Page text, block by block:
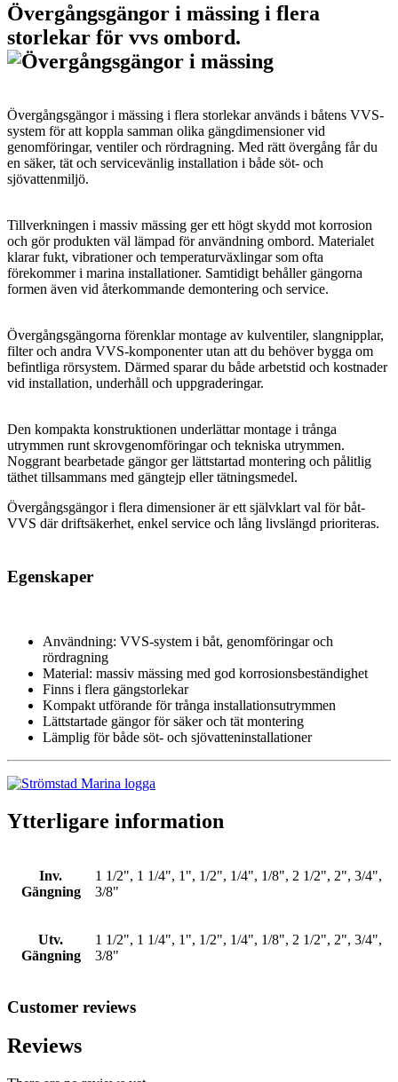
Övergångsgängor i mässing i flera
storlekar för vvs ombord.
Övergångsgängor i mässing i flera storlekar används i båtens VVS-
system för att koppla samman olika gängdimensioner vid
genomföringar, ventiler och rördragning. Med rätt övergång får du
en säker, tät och servicevänlig installation i både söt- och
sjövattenmiljö.
Tillverkningen i massiv mässing ger ett högt skydd mot korrosion
och gör produkten väl lämpad för användning ombord. Materialet
klarar fukt, vibrationer och temperaturväxlingar som ofta
förekommer i marina installationer. Samtidigt behåller gängorna
formen även vid återkommande demontering och service.
Övergångsgängorna förenklar montage av kulventiler, slangnipplar,
filter och andra VVS-komponenter utan att du behöver bygga om
befintliga rörsystem. Därmed sparar du både arbetstid och kostnader
vid installation, underhåll och uppgraderingar.
Den kompakta konstruktionen underlättar montage i trånga
utrymmen runt skrovgenomföringar och tekniska utrymmen.
Noggrant bearbetade gängor ger lättstartad montering och pålitlig
täthet tillsammans med gängtejp eller tätningsmedel.
Övergångsgängor i flera dimensioner är ett självklart val för båt-
VVS där driftsäkerhet, enkel service och lång livslängd prioriteras.
Egenskaper
Användning: VVS-system i båt, genomföringar och
rördragning
Material: massiv mässing med god korrosionsbeständighet
Finns i flera gängstorlekar
Kompakt utförande för trånga installationsutrymmen
Lättstartade gängor för säker och tät montering
Lämplig för både söt- och sjövatteninstallationer
Ytterligare information
Inv.
Gängning
1 1/2", 1 1/4", 1", 1/2", 1/4", 1/8", 2 1/2", 2", 3/4",
3/8"
Utv.
Gängning
1 1/2", 1 1/4", 1", 1/2", 1/4", 1/8", 2 1/2", 2", 3/4",
3/8"
Customer reviews
Reviews